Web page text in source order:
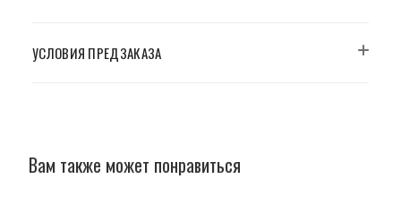
УСЛОВИЯ ПРЕДЗАКАЗА
Вам также может понравиться